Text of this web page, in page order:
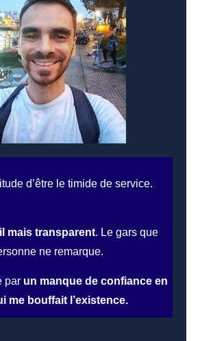
d’être le timide de service.
mais transparent. Le gars que
ne remarque.
par un manque de confiance en
me bouffait l’existence.